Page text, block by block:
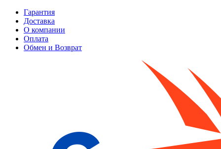
Гарантия
Доставка
О компании
Оплата
Обмен и Возврат